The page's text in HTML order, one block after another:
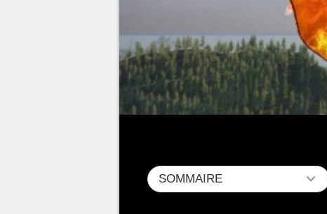
SOMMAIRE